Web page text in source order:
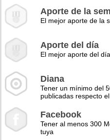
Aporte de la
El mejor aporte de la
Aporte del día
El mejor aporte del día
Diana
Tener un mínimo del
publicadas respecto
Facebook
Tener al menos 300
tuya